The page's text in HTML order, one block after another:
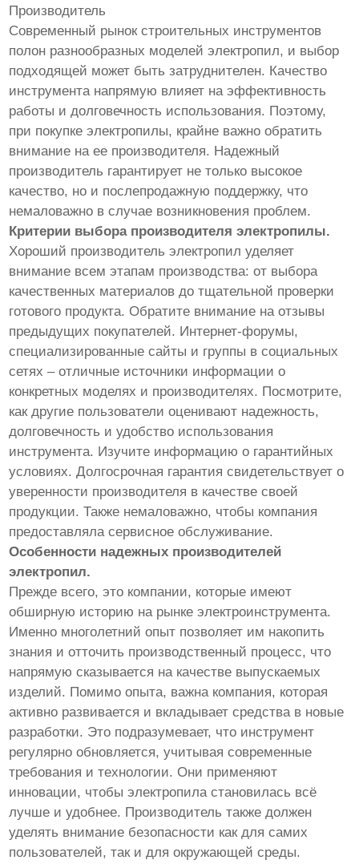
Производитель
Современный рынок строительных инструментов
полон разнообразных моделей электропил, и выбор
подходящей может быть затруднителен. Качество
инструмента напрямую влияет на эффективность
работы и долговечность использования. Поэтому,
при покупке электропилы, крайне важно обратить
внимание на ее производителя. Надежный
производитель гарантирует не только высокое
качество, но и послепродажную поддержку, что
немаловажно в случае возникновения проблем.
Критерии выбора производителя электропилы.
Хороший производитель электропил уделяет
внимание всем этапам производства: от выбора
качественных материалов до тщательной проверки
готового продукта. Обратите внимание на отзывы
предыдущих покупателей. Интернет-форумы,
специализированные сайты и группы в социальных
сетях – отличные источники информации о
конкретных моделях и производителях. Посмотрите,
как другие пользователи оценивают надежность,
долговечность и удобство использования
инструмента. Изучите информацию о гарантийных
условиях. Долгосрочная гарантия свидетельствует о
уверенности производителя в качестве своей
продукции. Также немаловажно, чтобы компания
предоставляла сервисное обслуживание.
Особенности надежных производителей
электропил.
Прежде всего, это компании, которые имеют
обширную историю на рынке электроинструмента.
Именно многолетний опыт позволяет им накопить
знания и отточить производственный процесс, что
напрямую сказывается на качестве выпускаемых
изделий. Помимо опыта, важна компания, которая
активно развивается и вкладывает средства в новые
разработки. Это подразумевает, что инструмент
регулярно обновляется, учитывая современные
требования и технологии. Они применяют
инновации, чтобы электропила становилась всё
лучше и удобнее. Производитель также должен
уделять внимание безопасности как для самих
пользователей, так и для окружающей среды.